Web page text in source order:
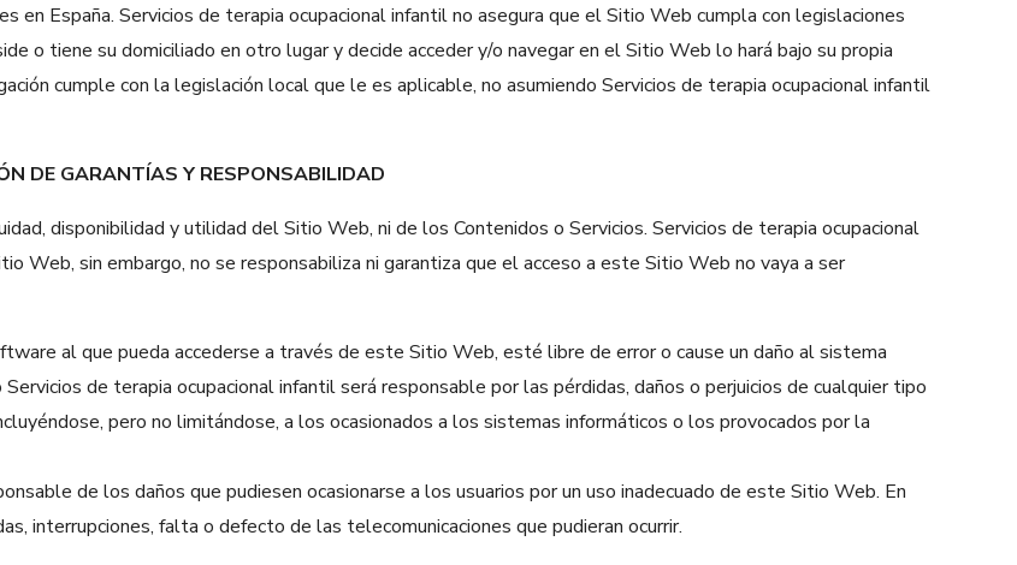
España. Servicios de terapia ocupacional infantil no asegura que el Sitio Web cumpla con legislaciones
o tiene su domiciliado en otro lugar y decide acceder y/o navegar en el Sitio Web lo hará bajo su propia
cumple con la legislación local que le es aplicable, no asumiendo Servicios de terapia ocupacional infantil
DE GARANTÍAS Y RESPONSABILIDAD
disponibilidad y utilidad del Sitio Web, ni de los Contenidos o Servicios. Servicios de terapia ocupacional
Web, sin embargo, no se responsabiliza ni garantiza que el acceso a este Sitio Web no vaya a ser
al que pueda accederse a través de este Sitio Web, esté libre de error o cause un daño al sistema
de terapia ocupacional infantil será responsable por las pérdidas, daños o perjuicios de cualquier tipo
pero no limitándose, a los ocasionados a los sistemas informáticos o los provocados por la
de los daños que pudiesen ocasionarse a los usuarios por un uso inadecuado de este Sitio Web. En
interrupciones, falta o defecto de las telecomunicaciones que pudieran ocurrir.